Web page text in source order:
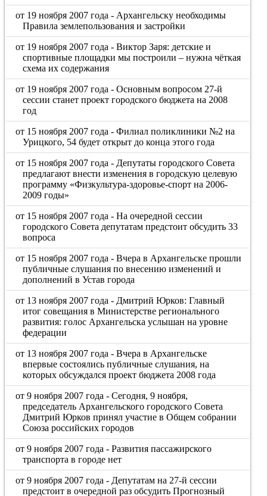
от 19 ноября 2007 года - Архангельску необходимы
Правила землепользования и застройки
от 19 ноября 2007 года - Виктор Заря: детские и
спортивные площадки мы построили – нужна чёткая
схема их содержания
от 19 ноября 2007 года - Основным вопросом 27-й
сессии станет проект городского бюджета на 2008
год
от 15 ноября 2007 года - Филиал поликлиники №2 на
Урицкого, 54 будет открыт до конца этого года
от 15 ноября 2007 года - Депутаты городского Совета
предлагают внести изменения в городскую целевую
программу «Физкультура-здоровье-спорт на 2006-
2009 годы»
от 15 ноября 2007 года - На очередной сессии
городского Совета депутатам предстоит обсудить 33
вопроса
от 15 ноября 2007 года - Вчера в Архангельске прошли
публичные слушания по внесению изменений и
дополнений в Устав города
от 13 ноября 2007 года - Дмитрий Юрков: Главный
итог совещания в Министерстве регионального
развития: голос Архангельска услышан на уровне
федерации
от 13 ноября 2007 года - Вчера в Архангельске
впервые состоялись публичные слушания, на
которых обсуждался проект бюджета 2008 года
от 9 ноября 2007 года - Сегодня, 9 ноября,
председатель Архангельского городского Совета
Дмитрий Юрков принял участие в Общем собрании
Союза российских городов
от 9 ноября 2007 года - Развития пассажирского
транспорта в городе нет
от 9 ноября 2007 года - Депутатам на 27-й сессии
предстоит в очередной раз обсудить Прогнозный